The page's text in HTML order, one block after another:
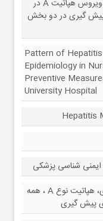
الگوی همه گیر شناسی ویروس هپاتیت A در
پیش گیری در دو بخش
Pattern of
Epidemiology in
Preventive
University Hospital
ایمنی شناسی پزشکی
دانش آموزان پرستاری، هپاتیت نوع A ، همه
پیش گیری